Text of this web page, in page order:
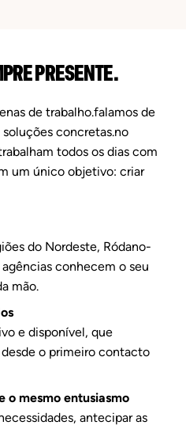
PRESENTE.
de trabalho.falamos de
concretas.no
todos os dias com
um único objetivo: criar
do Nordeste, Ródano-
conhecem o seu
mão.
e disponível, que
o primeiro contacto
o mesmo entusiasmo
antecipar as